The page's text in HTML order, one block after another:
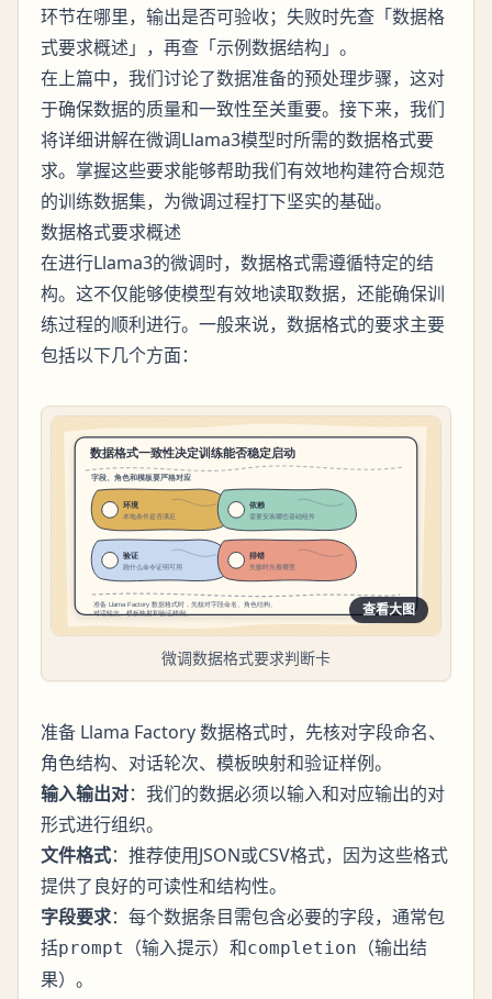
环节在哪里，输出是否可验收；失败时先查「数据格
式要求概述」，再查「示例数据结构」。
在上篇中，我们讨论了数据准备的预处理步骤，这对
于确保数据的质量和一致性至关重要。接下来，我们
将详细讲解在微调Llama3模型时所需的数据格式要
求。掌握这些要求能够帮助我们有效地构建符合规范
的训练数据集，为微调过程打下坚实的基础。
数据格式要求概述
在进行Llama3的微调时，数据格式需遵循特定的结
构。这不仅能够使模型有效地读取数据，还能确保训
练过程的顺利进行。一般来说，数据格式的要求主要
包括以下几个方面：
查看大图
微调数据格式要求判断卡
准备 Llama Factory 数据格式时，先核对字段命名、
角色结构、对话轮次、模板映射和验证样例。
输入输出对：我们的数据必须以输入和对应输出的对
形式进行组织。
文件格式：推荐使用JSON或CSV格式，因为这些格式
提供了良好的可读性和结构性。
字段要求：每个数据条目需包含必要的字段，通常包
括prompt （输入提示）和completion
（输出结
果）。